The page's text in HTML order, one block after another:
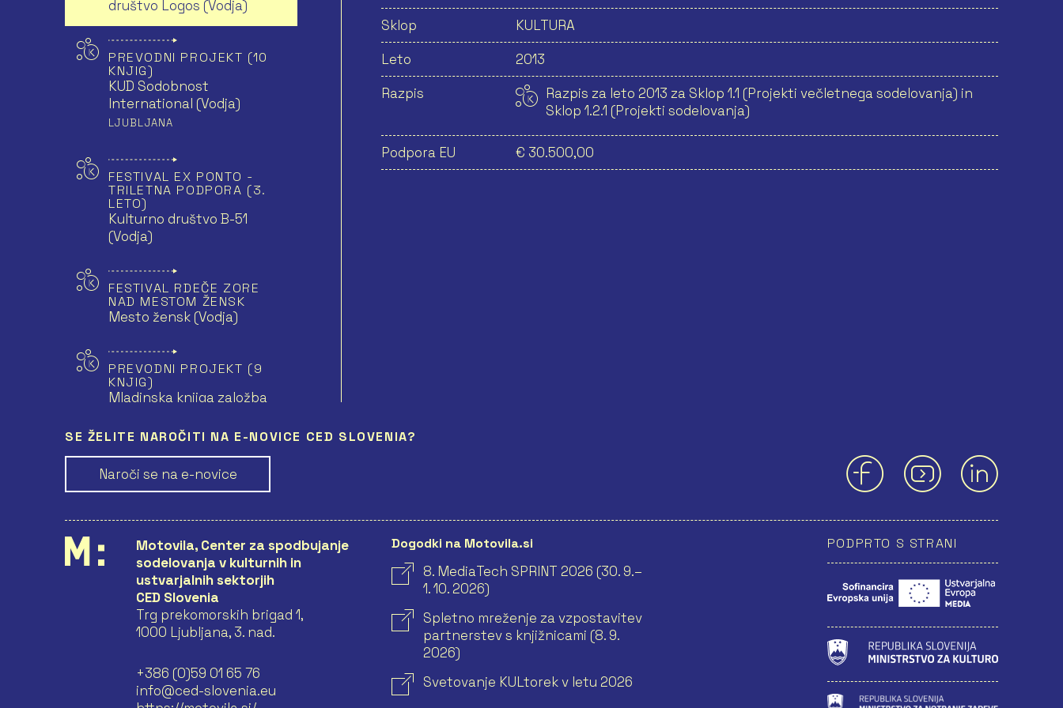
društvo Logos (Vodja)
PREVODNI PROJEKT (10
KNJIG)
KUD Sodobnost
International (Vodja)
LJUBLJANA
FESTIVAL EX PONTO -
TRILETNA PODPORA (3.
LETO)
Kulturno društvo B-51
(Vodja)
FESTIVAL RDEČE ZORE
NAD MESTOM ŽENSK
Mesto žensk (Vodja)
PREVODNI PROJEKT (9
KNJIG)
Mladinska knjiga založba
LJUBLJANA
PREVODNI PROJEKT (4
Modrijan založba d.o.o.
PREVODNI PROJEKT (5
KNJIG)
Beletrina, zavod za
založniško dejavnost
LJUBLJANA
Sklop
KULTURA
Leto
2013
Razpis
Razpis za leto 2013 za Sklop 1.1 (Projekti večletnega sodelovanja) in
Sklop 1.2.1 (Projekti sodelovanja)
Podpora EU € 30.500,00
SE ŽELITE NAROČITI NA E-NOVICE CED SLOVENIA?
Naroči se na e-novice
Motovila, Center za spodbujanje
sodelovanja v kulturnih in
ustvarjalnih sektorjih
CED Slovenia
Trg prekomorskih brigad 1,
1000 Ljubljana, 3. nad.
+386 (0)59 01 65 76
info@ced-slovenia.eu
Dogodki na Motovila.si
8. MediaTech SPRINT 2026 (30. 9.–
1. 10. 2026)
Spletno mreženje za vzpostavitev
partnerstev s knjižnicami (8. 9.
2026)
Svetovanje KULtorek v letu 2026
PODPRTO S STRANI